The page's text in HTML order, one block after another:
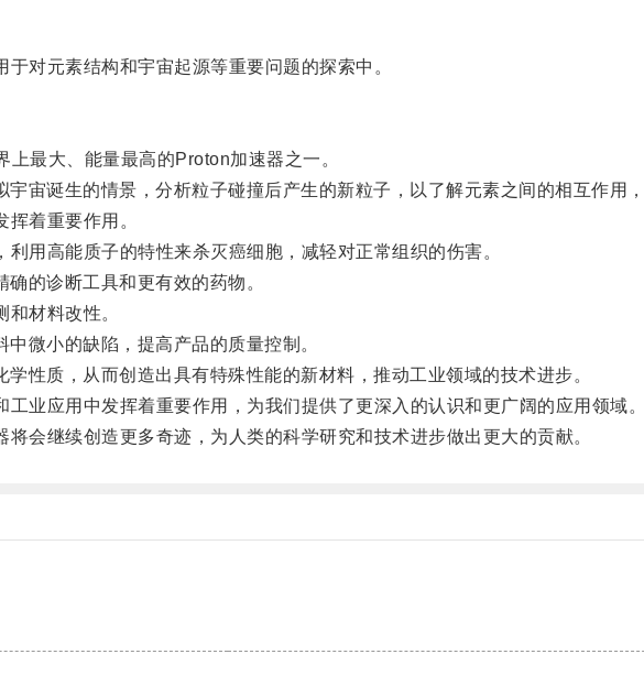
元素结构和宇宙起源等重要问题的探索中。
最大、能量最高的Proton加速器之一。
诞生的情景，分析粒子碰撞后产生的新粒子，以了解元素之间的相互作用，
着重要作用。
高能质子的特性来杀灭癌细胞，减轻对正常组织的伤害。
的诊断工具和更有效的药物。
材料改性。
微小的缺陷，提高产品的质量控制。
质，从而创造出具有特殊性能的新材料，推动工业领域的技术进步。
应用中发挥着重要作用，为我们提供了更深入的认识和更广阔的应用领域。
继续创造更多奇迹，为人类的科学研究和技术进步做出更大的贡献。